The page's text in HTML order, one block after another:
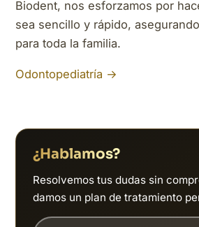
Biodent, nos esforzamos por
sea sencillo y rápido,
para toda la familia.
Odontopediatría →
¿Hablamos?
Resolvemos tus dudas sin
damos un plan de tratamiento